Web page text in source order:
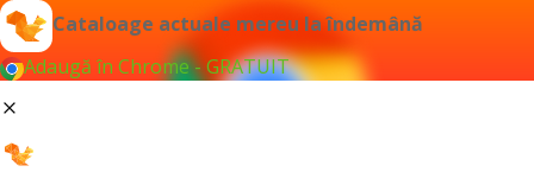
Cataloage actuale mereu la îndemână
Adaugă în Chrome - GRATUIT